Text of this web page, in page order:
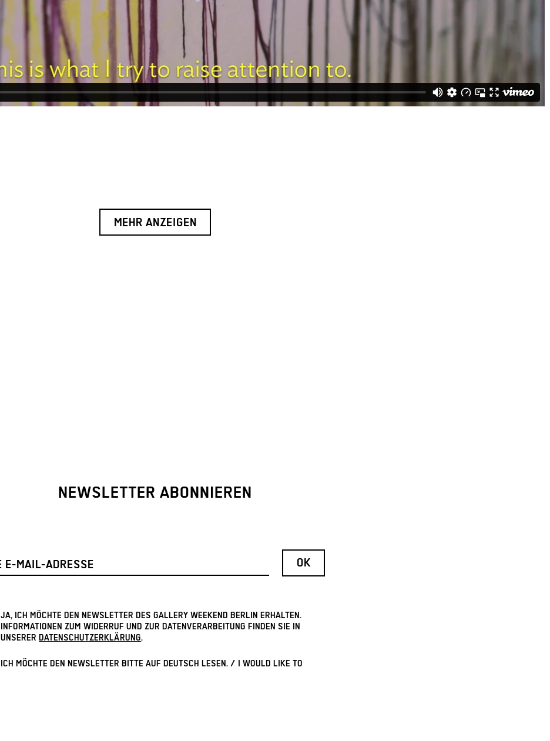
MEHR ANZEIGEN
NEWSLETTER ABONNIEREN
JA, ICH MÖCHTE DEN NEWSLETTER DES GALLERY WEEKEND BERLIN ERHALTEN.
INFORMATIONEN ZUM WIDERRUF UND ZUR DATENVERARBEITUNG FINDEN SIE IN
UNSERER DATENSCHUTZERKLÄRUNG.
ICH MÖCHTE DEN NEWSLETTER BITTE AUF DEUTSCH LESEN. / I WOULD LIKE TO